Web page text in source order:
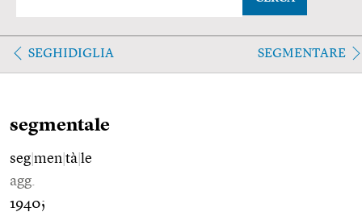
SEGHIDIGLIA SEGMENTARE
segmentale
seg men tà le
agg.
1940;